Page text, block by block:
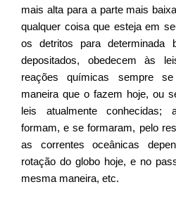
mais alta para a parte mais
qualquer coisa que esteja em
os detritos para determinada
depositados, obedecem às
reações químicas sempre
maneira que o fazem hoje, ou
leis atualmente
formam, e se formaram, pelo
as correntes oceânicas
rotação do globo hoje, e no
mesma maneira, etc.